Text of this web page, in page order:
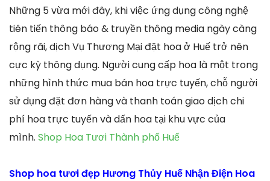
Những 5 vừa mới đây, khi việc ứng dụng công nghệ
tiên tiến thông báo & truyền thông media ngày càng
rộng rãi, dịch Vụ Thương Mại đặt hoa ở Huế trở nên
cực kỳ thông dụng. Người cung cấp hoa là một trong
những hình thức mua bán hoa trực tuyến, chỗ người
sử dụng đặt đơn hàng và thanh toán giao dịch chi
phí hoa trực tuyến và dấn hoa tại khu vực của
mình. Shop Hoa Tươi Thành phố Huế
Shop hoa tươi đẹp Hương Thủy Huế Nhận Điện Hoa